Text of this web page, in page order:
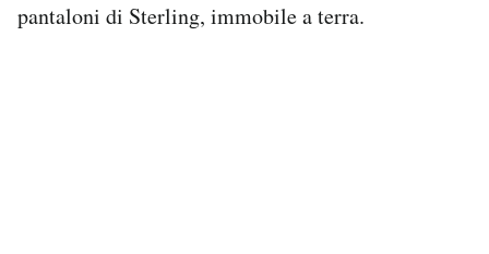
pantaloni di Sterling, immobile a terra.